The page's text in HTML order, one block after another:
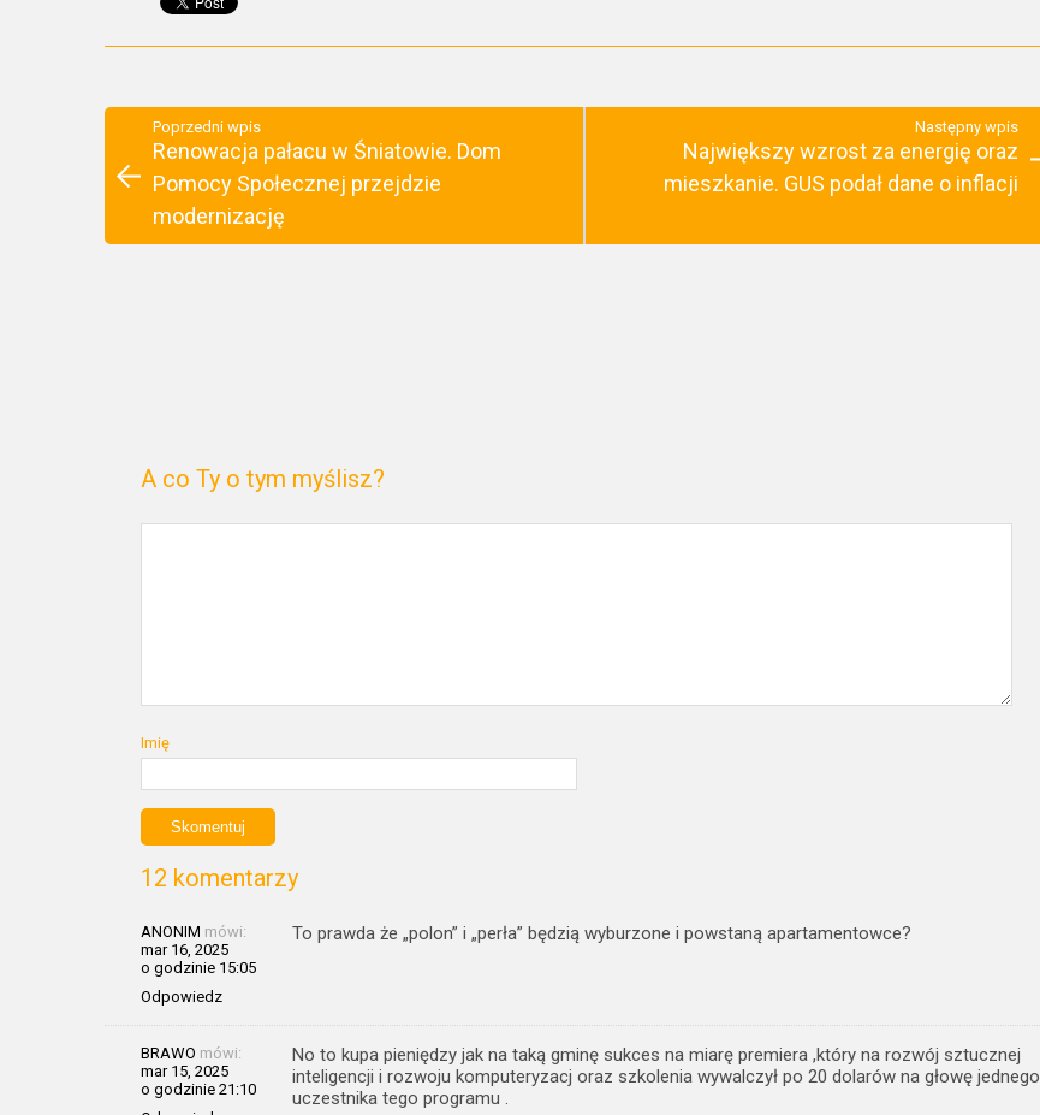
Poprzedni wpis
Renowacja pałacu w Śniatowie. Dom
Pomocy Społecznej przejdzie
modernizację
Następny wpis
Największy wzrost za energię oraz
mieszkanie. GUS podał dane o inflacji
A co Ty o tym myślisz?
Imię
12 komentarzy
ANONIM mówi:
mar 16, 2025
o godzinie 15:05
Odpowiedz
To prawda że „polon” i „perła” będzią wyburzone i powstaną apartamentowce?
BRAWO mówi:
mar 15, 2025
o godzinie 21:10
No to kupa pieniędzy jak na taką gminę sukces na miarę premiera ,który na rozwój sztucznej
inteligencji i rozwoju komputeryzacj oraz szkolenia wywalczył po 20 dolarów na głowę jednego
uczestnika tego programu .